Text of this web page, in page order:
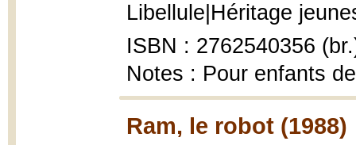
Libellule|Héritage
ISBN : 2762540356
Notes : Pour enfants
Ram, le robot (1988)